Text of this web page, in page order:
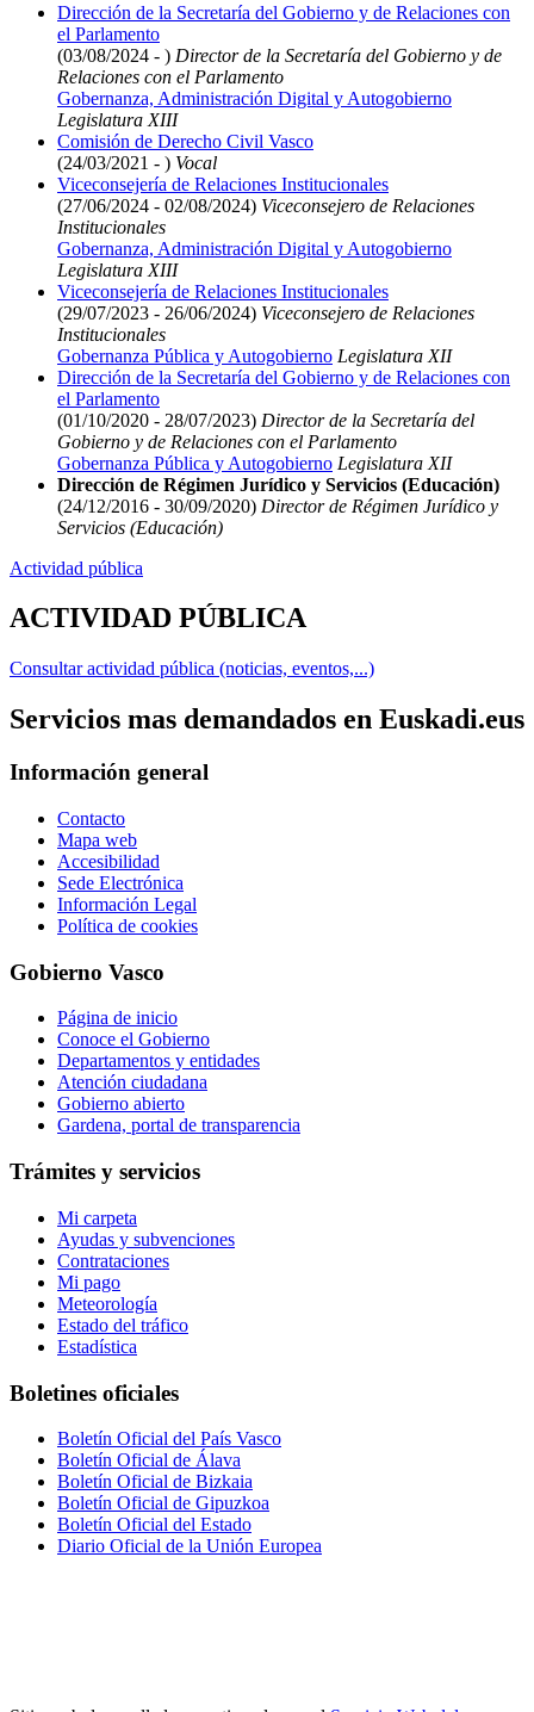
Dirección de la Secretaría del Gobierno y de Relaciones con
el Parlamento
(03/08/2024 - ) Director de la Secretaría del Gobierno y de
Relaciones con el Parlamento
Gobernanza, Administración Digital y Autogobierno
Legislatura XIII
Comisión de Derecho Civil Vasco
(24/03/2021 - ) Vocal
Viceconsejería de Relaciones Institucionales
(27/06/2024 - 02/08/2024) Viceconsejero de Relaciones
Institucionales
Gobernanza, Administración Digital y Autogobierno
Legislatura XIII
Viceconsejería de Relaciones Institucionales
(29/07/2023 - 26/06/2024) Viceconsejero de Relaciones
Institucionales
Gobernanza Pública y Autogobierno Legislatura XII
Dirección de la Secretaría del Gobierno y de Relaciones con
el Parlamento
(01/10/2020 - 28/07/2023) Director de la Secretaría del
Gobierno y de Relaciones con el Parlamento
Gobernanza Pública y Autogobierno Legislatura XII
Dirección de Régimen Jurídico y Servicios (Educación)
(24/12/2016 - 30/09/2020) Director de Régimen Jurídico y
Servicios (Educación)
Actividad pública
ACTIVIDAD PÚBLICA
Consultar actividad pública (noticias, eventos,...)
Servicios mas demandados en Euskadi.eus
Información general
Contacto
Mapa web
Accesibilidad
Sede Electrónica
Información Legal
Política de cookies
Gobierno Vasco
Página de inicio
Conoce el Gobierno
Departamentos y entidades
Atención ciudadana
Gobierno abierto
Gardena, portal de transparencia
Trámites y servicios
Mi carpeta
Ayudas y subvenciones
Contrataciones
Mi pago
Meteorología
Estado del tráfico
Estadística
Boletines oficiales
Boletín Oficial del País Vasco
Boletín Oficial de Álava
Boletín Oficial de Bizkaia
Boletín Oficial de Gipuzkoa
Boletín Oficial del Estado
Diario Oficial de la Unión Europea